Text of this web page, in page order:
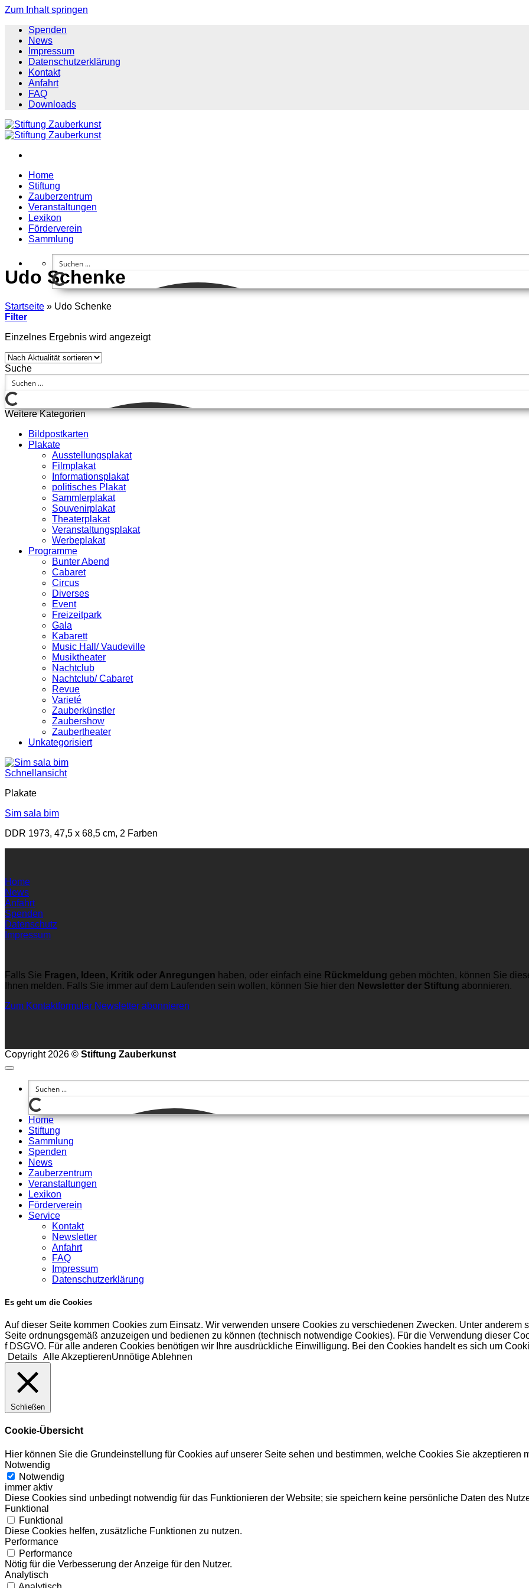
Zum Inhalt springen
Spenden
News
Impressum
Datenschutzerklärung
Kontakt
Anfahrt
FAQ
Downloads
Home
Stiftung
Zauberzentrum
Veranstaltungen
Lexikon
Förderverein
Sammlung
Udo Schenke
Startseite » Udo Schenke
Filter
Einzelnes Ergebnis wird angezeigt
Suche
Weitere Kategorien
Bildpostkarten
Plakate
Ausstellungsplakat
Filmplakat
Informationsplakat
politisches Plakat
Sammlerplakat
Souvenirplakat
Theaterplakat
Veranstaltungsplakat
Werbeplakat
Programme
Bunter Abend
Cabaret
Circus
Diverses
Event
Freizeitpark
Gala
Kabarett
Music Hall/ Vaudeville
Musiktheater
Nachtclub
Nachtclub/ Cabaret
Revue
Varieté
Zauberkünstler
Zaubershow
Zaubertheater
Unkategorisiert
Schnellansicht
Plakate
Sim sala bim
DDR 1973, 47,5 x 68,5 cm, 2 Farben
Home
News
Anfahrt
Spenden
Datenschutz
Impressum
Falls Sie Fragen, Ideen, Kritik oder Anregungen haben, oder einfach eine Rückmeldung geben möchten, können Sie
Ihnen melden. Falls Sie immer auf dem Laufenden sein wollen, können Sie hier den Newsletter der Stiftung abonnieren.
Zum Kontaktformular Newsletter abonnieren
Copyright 2026 © Stiftung Zauberkunst
Home
Stiftung
Sammlung
Spenden
News
Zauberzentrum
Veranstaltungen
Lexikon
Förderverein
Service
Kontakt
Newsletter
Anfahrt
FAQ
Impressum
Datenschutzerklärung
Es geht um die Cookies
Auf dieser Seite kommen Cookies zum Einsatz. Wir verwenden unsere Cookies zu verschiedenen Zwecken. Unter
Seite ordnungsgemäß anzuzeigen und bedienen zu können (technisch notwendige Cookies). Für die Verwendung dieser
f DSGVO. Für alle anderen Cookies benötigen wir Ihre ausdrückliche Einwilligung. Bei den Cookies handelt es sich um
Details Alle AkzeptierenUnnötige Ablehnen
Schließen
Cookie-Übersicht
Hier können Sie die Grundeinstellung für Cookies auf unserer Seite sehen und bestimmen, welche Cookies Sie akzeptieren
Notwendig
Notwendig
immer aktiv
Diese Cookies sind unbedingt notwendig für das Funktionieren der Website; sie speichern keine persönliche Daten des
Funktional
Funktional
Diese Cookies helfen, zusätzliche Funktionen zu nutzen.
Performance
Performance
Nötig für die Verbesserung der Anzeige für den Nutzer.
Analytisch